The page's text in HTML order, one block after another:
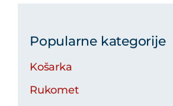
Popularne kategorije
Košarka
Rukomet